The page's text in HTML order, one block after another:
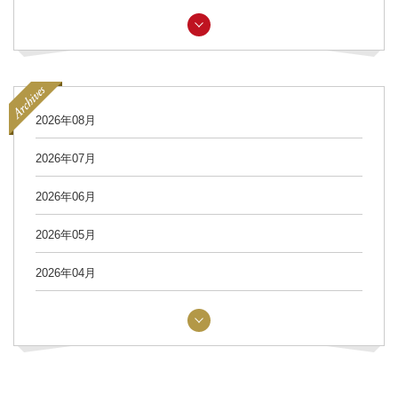
2026年08月
2026年07月
2026年06月
2026年05月
2026年04月